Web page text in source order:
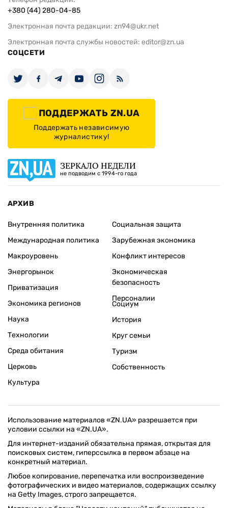
+380 (44) 280-04-85
Электронная почта редакции: zn94@ukr.net
Электронная почта службы новостей: editor@zn.ua
СОЦСЕТИ
ПОДДЕРЖАТЬ ZN.UA
Поддержать независимую
журналистику!
ЗЕРКАЛО НЕДЕЛИ
не подводим с 1994-го года
АРХИВ
Внутренняя политика
Международная политика
Макроуровень
Энергорынок
Приватизация
Экономика регионов
Социальная защита
Зарубежная экономика
Конфликт интересов
Экономическая
безопасность
Персоналии
Наука
Технологии
Среда обитания
Церковь
Культура
Социум
История
Круг семьи
Туризм
Собственность
Использование материалов «ZN.UA» разрешается при
условии ссылки на «ZN.UA».
Для интернет-изданий обязательна прямая, открытая для
поисковых систем, гиперссылка в первом абзаце на
конкретный материал.
Любое копирование, перепечатка или воспроизведение
фотографических и видео материалов, содержащих ссылку
на Getty Images, строго запрещается.